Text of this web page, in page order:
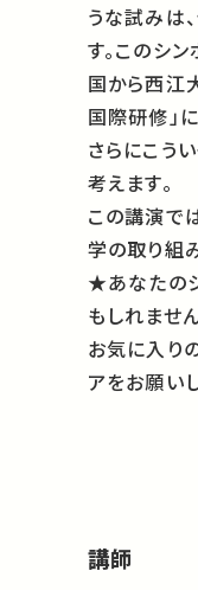
うな試みは
す。このシ
国から西江
国際研修」
さらにこう
考えます。
この講演で
学の取り組
★あなたの
もしれません
お気に入り
アをお願い
講師